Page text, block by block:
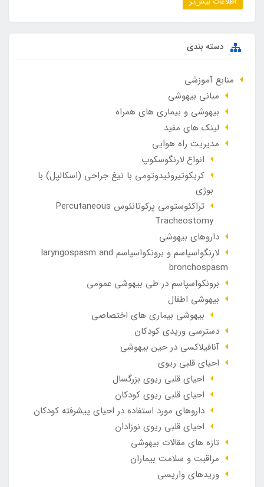
دسته بندی
منابع آموزشی
مبانی بیهوشی
بیهوشی و بیماری های همراه
لینک های مفید
مدیریت راه هوایی
انواع لارنگوسکوپ
کریکوتیروئیدوتومی با تیغ جراحی (اسکالپل) با
بوژی
تراکئوستومی پرکوتانئوس Percutaneous
Tracheostomy
داروهای بیهوشی
لارنگواسپاسم و برونکواسپاسم laryngospasm and
bronchospasm
برونکواسپاسم در طی بیهوشی عمومی
بیهوشی اطفال
بیهوشی بیماری های اختصاصی
دسترسی وریدی کودکان
آنافيلاکسی در حين بيهوشی
احیای قلبی ریوی
احیای قلبی ریوی بزرگسال
احیای قلبی ریوی کودکان
داروهای مورد استفاده در احیای پیشرفته کودکان
احیای قلبی ریوی نوزادان
تازه های مقالات بیهوشی
مراقبت و سلامت بیماران
وريدهاي واريسي